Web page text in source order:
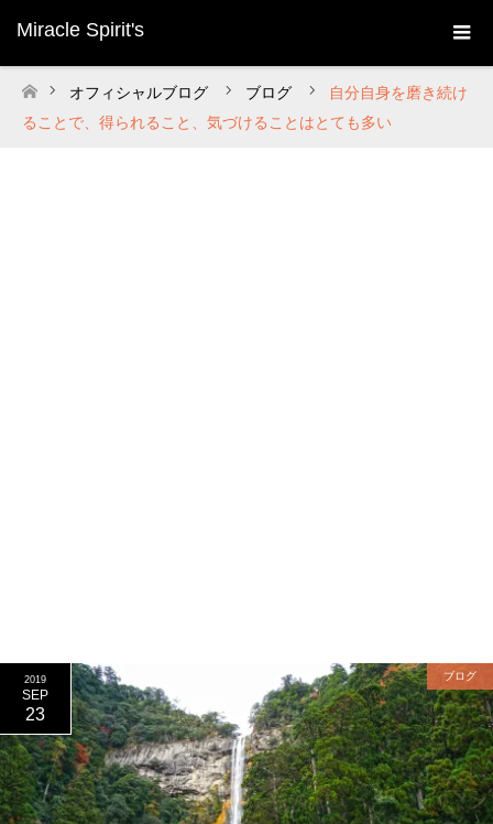
Miracle Spirit's
ホーム
オフィシャルブログ ブログ
自分自身を磨き続け
ることで、得られること、気づけることはとても多い
2019
SEP
23
ブログ